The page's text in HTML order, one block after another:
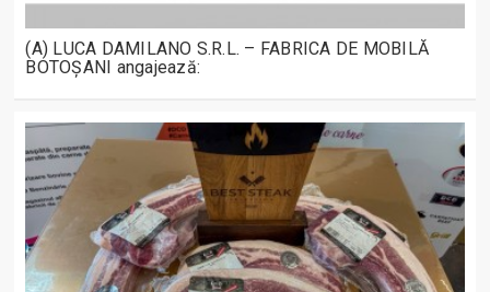
(A) LUCA DAMILANO S.R.L. – FABRICA DE MOBILĂ
BOTOȘANI angajează: